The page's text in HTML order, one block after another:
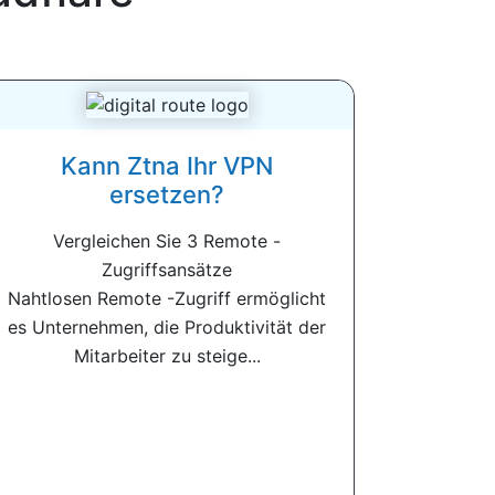
Kann Ztna Ihr VPN
ersetzen?
Vergleichen Sie 3 Remote -
Zugriffsansätze
Nahtlosen Remote -Zugriff ermöglicht
es Unternehmen, die Produktivität der
Mitarbeiter zu steige...